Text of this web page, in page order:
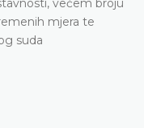
većem broju
mjera te
suda